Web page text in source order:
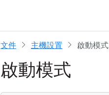
文件 主機設置 啟動模式
啟動模式